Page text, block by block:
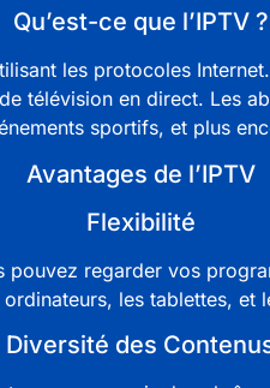
Qu’est-ce que l’IPTV ?
les protocoles
télévision en direct. Les
sportifs, et plus
Avantages de l’IPTV
Flexibilité
pouvez regarder vos
les tablettes, et
Diversité des